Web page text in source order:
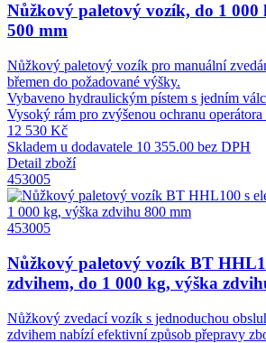
Nůžkový paletový vozík, do 1 000
500 mm
Nůžkový paletový vozík pro manuální
břemen do požadované výšky.
Vybaveno hydraulickým pístem s jedním
Vysoký rám pro zvýšenou ochranu
12 530 Kč
Skladem u dodavatele 10 355.00 bez DPH
Detail zboží
453005
453005
Nůžkový paletový vozík BT
zdvihem, do 1 000 kg, výška
Nůžkový zvedací vozík s jednoduchou
zdvihem nabízí efektivní způsob přepravy